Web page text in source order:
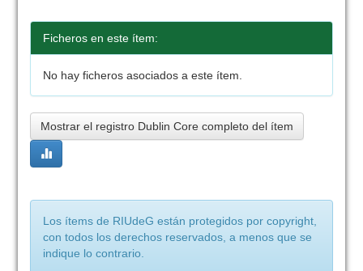
Ficheros en este ítem:
No hay ficheros asociados a este ítem.
Mostrar el registro Dublin Core completo del ítem
Los ítems de RIUdeG están protegidos por copyright,
con todos los derechos reservados, a menos que se
indique lo contrario.